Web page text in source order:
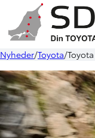
Nyheder Toyota